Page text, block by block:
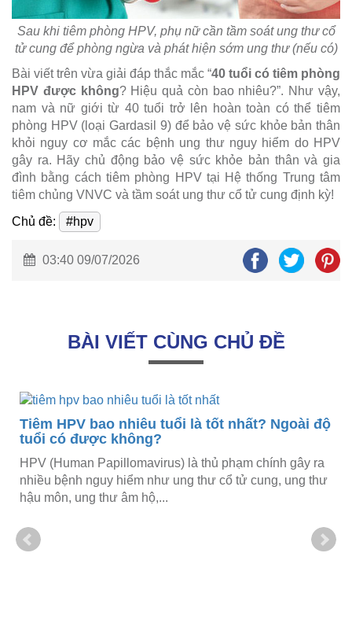
Sau khi tiêm phòng HPV, phụ nữ cần tầm soát ung thư cổ
tử cung để phòng ngừa và phát hiện sớm ung thư (nếu có)
Bài viết trên vừa giải đáp thắc mắc “40 tuổi có tiêm phòng
HPV được không? Hiệu quả còn bao nhiêu?”. Như vậy,
nam và nữ giới từ 40 tuổi trở lên hoàn toàn có thể tiêm
phòng HPV (loại Gardasil 9) để bảo vệ sức khỏe bản thân
khỏi nguy cơ mắc các bệnh ung thư nguy hiểm do HPV
gây ra. Hãy chủ động bảo vệ sức khỏe bản thân và gia
đình bằng cách tiêm phòng HPV tại Hệ thống Trung tâm
tiêm chủng VNVC và tầm soát ung thư cổ tử cung định kỳ!
Chủ đề:
#hpv
03:40 09/07/2026
BÀI VIẾT CÙNG CHỦ ĐỀ